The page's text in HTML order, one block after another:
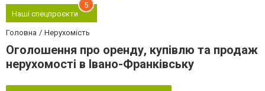
Наші спецпроєкти
5
Головна Нерухомість
Оголошення про оренду, купівлю та продаж
нерухомості в Івано-Франківську